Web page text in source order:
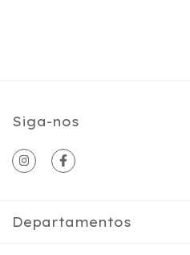
Siga-nos
Departamentos